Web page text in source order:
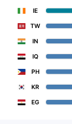
IE
TW
IN
IQ
PH
KR
EG